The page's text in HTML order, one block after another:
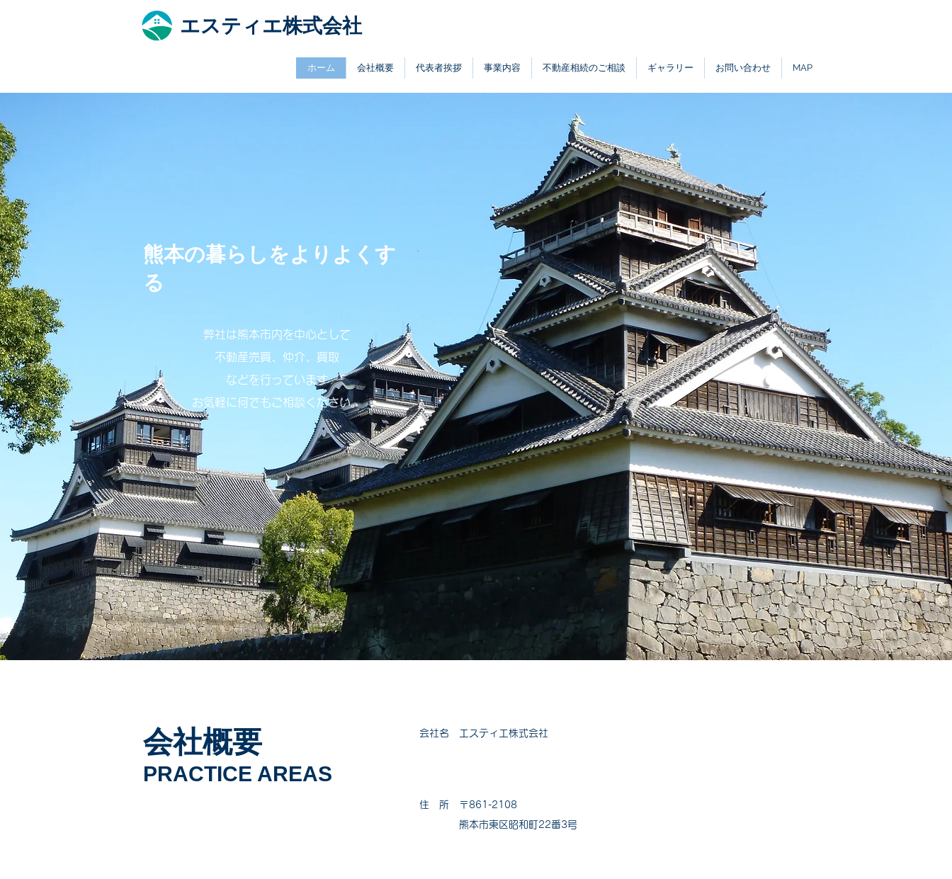
​エスティエ株式会社
ホーム 会社概要 代表者挨拶 事業内容 不動産相続のご相談 ギャラリー お問い合わせ MAP
熊本の暮らしをよりよくす
る
弊社は熊本市内を中心として
不動産売買、仲介、買取
などを​行っています
​お気軽に何でもご相談ください。
​会社概要
PRACTICE AREAS
会社名 エスティエ株式会社
住 所 〒861-2108
熊本市東区昭和町22番3号